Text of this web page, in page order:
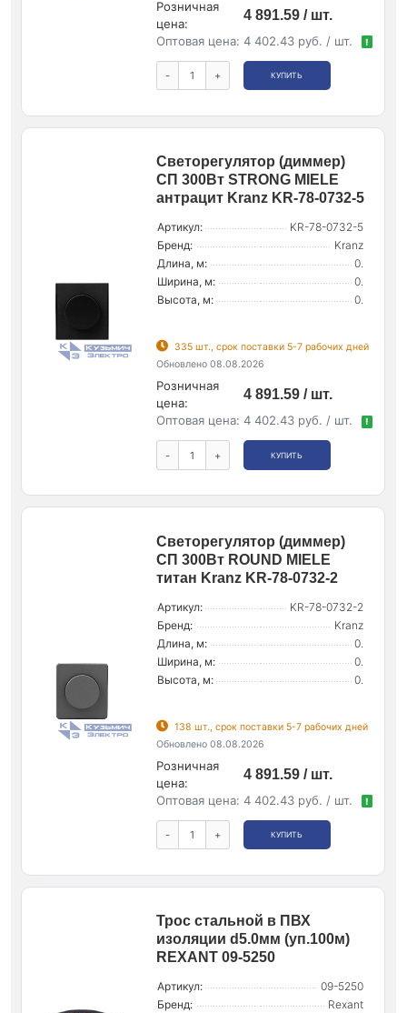
Розничная
цена:
4 891.59 / шт.
Оптовая цена: 4 402.43 руб. / шт. !
- + КУПИТЬ
Светорегулятор (диммер)
СП 300Вт STRONG MIELE
антрацит Kranz KR-78-0732-5
Артикул:
KR-78-0732-5
Бренд:
Kranz
Длина, м:
0.
Ширина, м:
0.
Высота, м:
0.
335 шт., срок поставки 5-7 рабочих дней
Обновлено 08.08.2026
Розничная
цена:
4 891.59 / шт.
Оптовая цена: 4 402.43 руб. / шт. !
- + КУПИТЬ
Светорегулятор (диммер)
СП 300Вт ROUND MIELE
титан Kranz KR-78-0732-2
Артикул:
KR-78-0732-2
Бренд:
Kranz
Длина, м:
0.
Ширина, м:
0.
Высота, м:
0.
138 шт., срок поставки 5-7 рабочих дней
Обновлено 08.08.2026
Розничная
цена:
4 891.59 / шт.
Оптовая цена: 4 402.43 руб. / шт. !
- + КУПИТЬ
Трос стальной в ПВХ
изоляции d5.0мм (уп.100м)
REXANT 09-5250
Артикул:
09-5250
Бренд:
Rexant